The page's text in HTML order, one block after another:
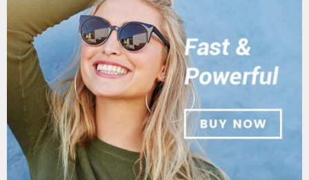
f
o
r
:
C